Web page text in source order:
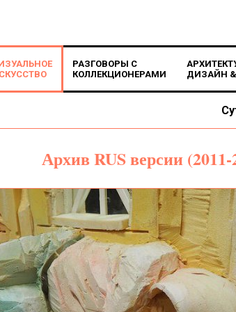
РАЗГОВОРЫ С
КОЛЛЕКЦИОНЕРАМИ
ДИЗАЙН
Архив RUS версии (2011-